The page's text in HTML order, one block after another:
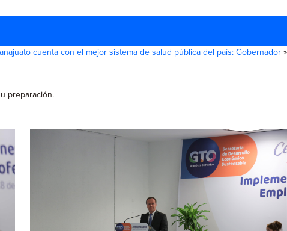
cuenta con el mejor sistema de salud pública del país: Gobernador »
preparación.